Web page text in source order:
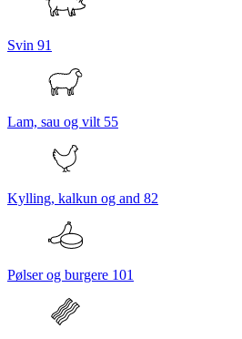
Svin 91
Lam, sau og vilt 55
Kylling, kalkun og and 82
Pølser og burgere 101